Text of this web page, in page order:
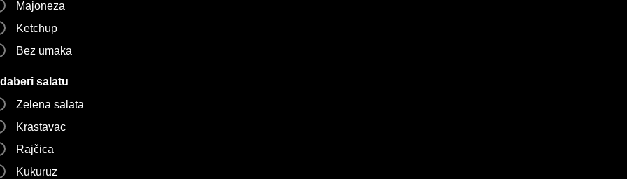
Majoneza
Ketchup
Bez umaka
salatu
Zelena salata
Krastavac
Rajčica
Kukuruz